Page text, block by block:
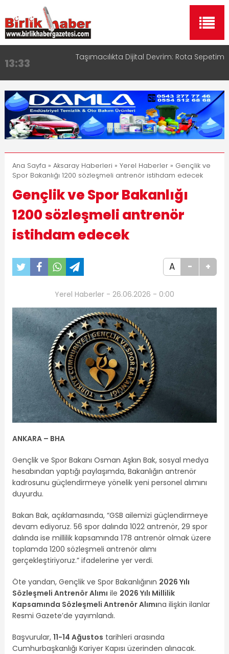
13:33 Taşımacılıkta Dijital Devrim: Rota Sepetim
17:15
Aksaray OSB Bölge Müdürü Makam Koltuğunu
Çocuklara Bıraktı
16:00
Aksaray Esnaf Rehberi ile Google ve Yapay Zeka
Aramalarında Öne Çıkın
8:23 Aksaray Esnaf Rehberi Hizmete Girdi
11:30
Birlikhaber.com Yayın Hayatına Başladı | Hızlı ve
Akıllı Haber Platformu
Ana Sayfa » Aksaray Haberleri » Yerel Haberler» Gençlik ve
Spor Bakanlığı 1200 sözleşmeli antrenör istihdam edecek
Gençlik ve Spor Bakanlığı
1200 sözleşmeli antrenör
istihdam edecek
A - +
Yerel Haberler - 26.06.2026 - 0:00
ANKARA – BHA
Gençlik ve Spor Bakanı Osman Aşkın Bak, sosyal medya
hesabından yaptığı paylaşımda, Bakanlığın antrenör
kadrosunu güçlendirmeye yönelik yeni personel alımını
duyurdu.
Bakan Bak, açıklamasında, “GSB ailemizi güçlendirmeye
devam ediyoruz. 56 spor dalında 1022 antrenör, 29 spor
dalında ise millilik kapsamında 178 antrenör olmak üzere
toplamda 1200 sözleşmeli antrenör alımı
gerçekleştiriyoruz.” ifadelerine yer verdi.
Öte yandan, Gençlik ve Spor Bakanlığının 2026 Yılı
Sözleşmeli Antrenör Alımı ile 2026 Yılı Millilik
Kapsamında Sözleşmeli Antrenör Alımına ilişkin ilanlar
Resmi Gazete’de yayımlandı.
Başvurular, 11-14 Ağustos tarihleri arasında
Cumhurbaşkanlığı Kariyer Kapısı üzerinden alınacak.